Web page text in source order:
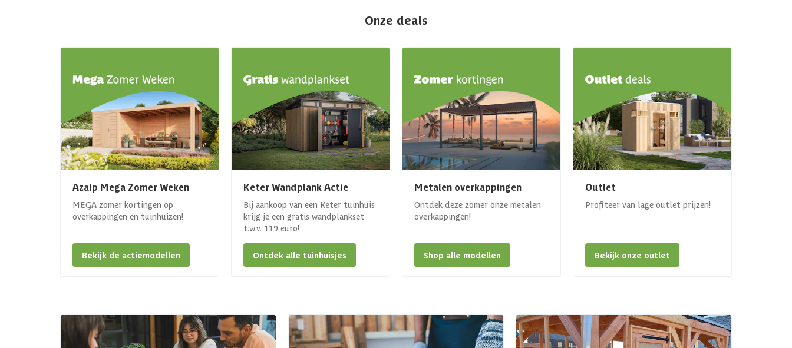
Onze deals
Azalp Mega Zomer Weken
MEGA zomer kortingen op
overkappingen en tuinhuizen!
Bekijk de actiemodellen
Keter Wandplank Actie
Bij aankoop van een Keter tuinhuis
krijg je een gratis wandplankset
t.w.v. 119 euro!
Ontdek alle tuinhuisjes
Metalen overkappingen
Ontdek deze zomer onze metalen
overkappingen!
Shop alle modellen
Outlet
Profiteer van lage outlet prijzen!
Bekijk onze outlet